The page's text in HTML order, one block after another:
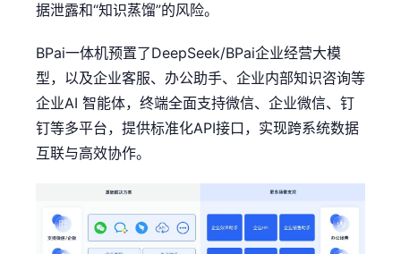
据泄露和“知识蒸馏”的风险。
BPai一体机预置了DeepSeek/BPai企业经营大模
型，以及企业客服、办公助手、企业内部知识咨询等
企业AI 智能体，终端全面支持微信、企业微信、钉
钉等多平台，提供标准化API接口，实现跨系统数据
互联与高效协作。